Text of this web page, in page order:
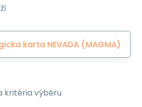
karta NEVADA (MAGMA)
kritéria výběru